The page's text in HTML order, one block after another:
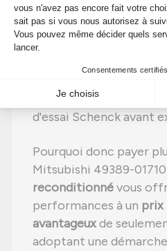
Étape 4 :
uséespar des
réglages effectués
Étape 6 :Contrôle
d'essai Schenck avant
Pourquoi donc payer
Mitsubishi 49389-
reconditionnévous
performances à un prix
avantageuxde
adoptant une